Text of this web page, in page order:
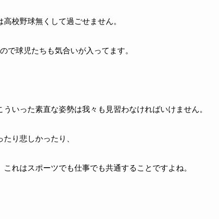
校野球無くして過ごせません。
で球児たちも気合いが入ってます。
ういった素直な姿勢は我々も見習わなければいけません。
り悲しかったり、
れはスポーツでも仕事でも共通することですよね。